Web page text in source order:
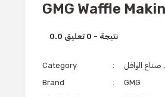
GMG Waffle
0.0 نتيجة - 0 تعليق
Category صناع الوافل
Brand
GMG